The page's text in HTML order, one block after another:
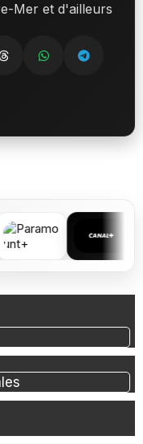
Mer et d'ailleurs